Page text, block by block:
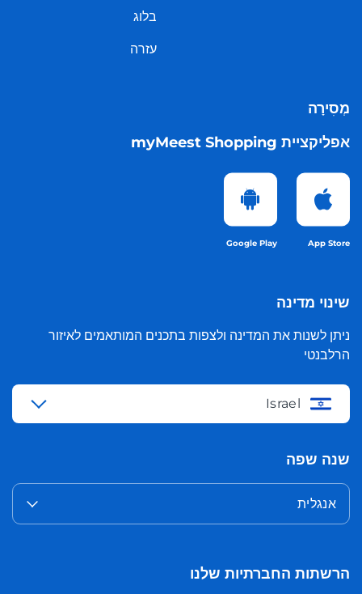
בלוג
עזרה
מְסִירָה
אפליקציית myMeest Shopping
App Store
Google Play
שינוי מדינה
ניתן לשנות את המדינה ולצפות בתכנים המותאמים לאיזור
הרלבנטי
Israel
שנה שפה
אנגלית
הרשתות החברתיות שלנו